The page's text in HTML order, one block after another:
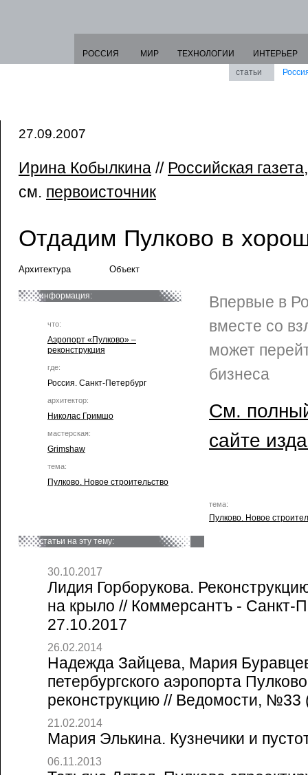
РОССИЯ МИР ТЕХНОЛОГИИ
ИНТЕРЬЕР
статьи
27.09.2007
Ирина Кобылкина // Российская газета
см. первоисточник
Отдадим Пулково в
Архитектура Объект
информация:
что:
Аэропорт «Пулково» –
реконструкция
где:
Россия. Санкт-Петербург
архитектор:
Николас Гримшо
мастерская:
Grimshaw
тема:
Пулково. Новое строительство
Впервые в
вместе со
может
бизнеса
См.
сайте
тема:
Пулково. Новое
статьи на эту тему:
30.10.2017
Лидия Горборукова.
на крыло // Коммерсантъ - Санкт-
27.10.2017
26.02.2014
Надежда Зайцева, Мария
петербургского аэропорта
реконструкцию // Ведомости, №33
21.02.2014
Мария Элькина. Кузнечики и
06.11.2013